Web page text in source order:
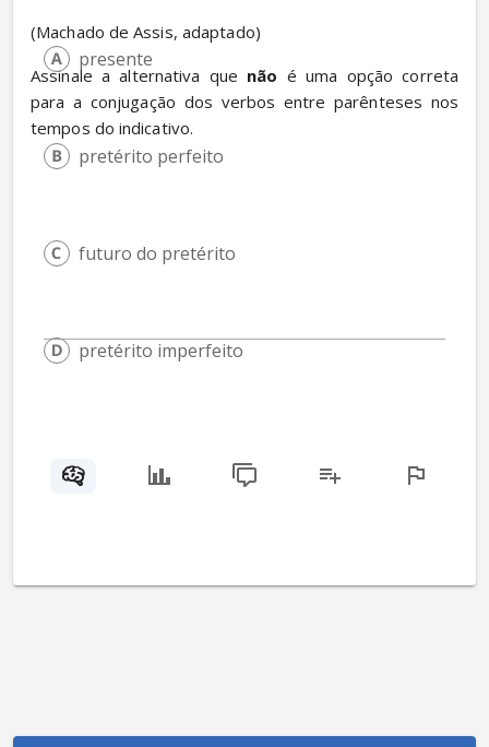
(Machado de Assis, adaptado)
Assinale a alternativa que não é uma opção correta
para a conjugação dos verbos entre parênteses nos
tempos do indicativo.
presente
pretérito perfeito
futuro do pretérito
pretérito imperfeito